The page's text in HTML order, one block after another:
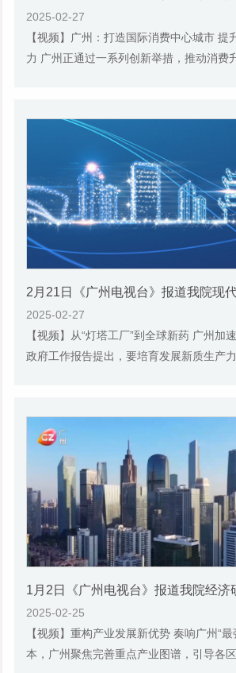
2025-02-27
【视频】广州：打造国际消费中心城市 提
力 广州正通过一系列创新举措，推动消费
2025-02-27
【视频】从“灯塔工厂”到全球新药 广州加
政府工作报告提出，要培育发展新质生产
2025-02-25
【视频】重构产业发展新优势 奏响广州“
本，广州聚焦完善重点产业图谱，引导各